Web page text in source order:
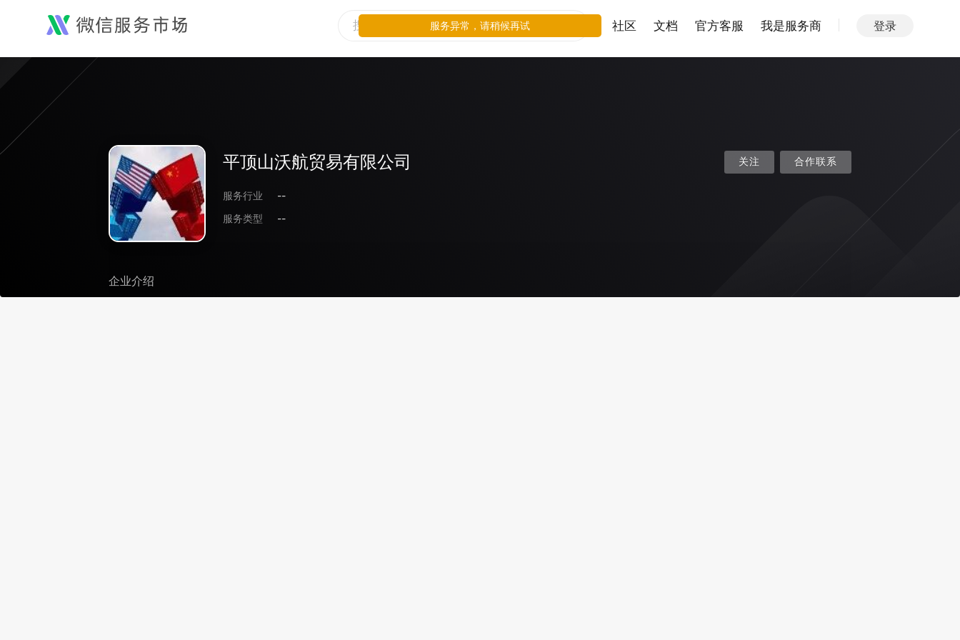
社区 文档 官方客服 我是服务商 登录
平顶山沃航贸易有限公司
服务行业
--
服务类型
--
关注 合作联系
企业介绍
服务异常，请稍候再试